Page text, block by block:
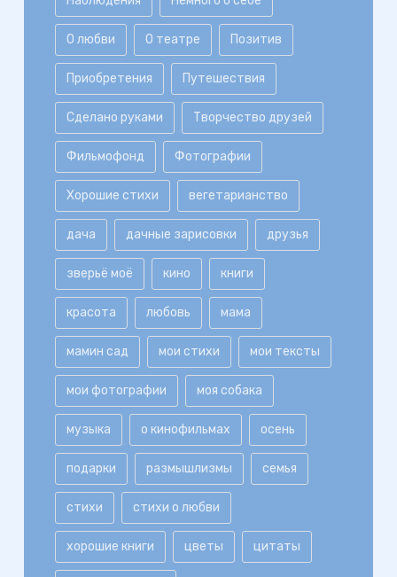
О любви О театре Позитив
Приобретения Путешествия
Сделано руками Творчество друзей
Фильмофонд Фотографии
Хорошие стихи вегетарианство
дача дачные зарисовки друзья
зверьё моё кино книги
красота любовь мама
мамин сад мои стихи мои тексты
мои фотографии моя собака
музыка о кинофильмах осень
подарки размышлизмы семья
стихи стихи о любви
хорошие книги цветы цитаты